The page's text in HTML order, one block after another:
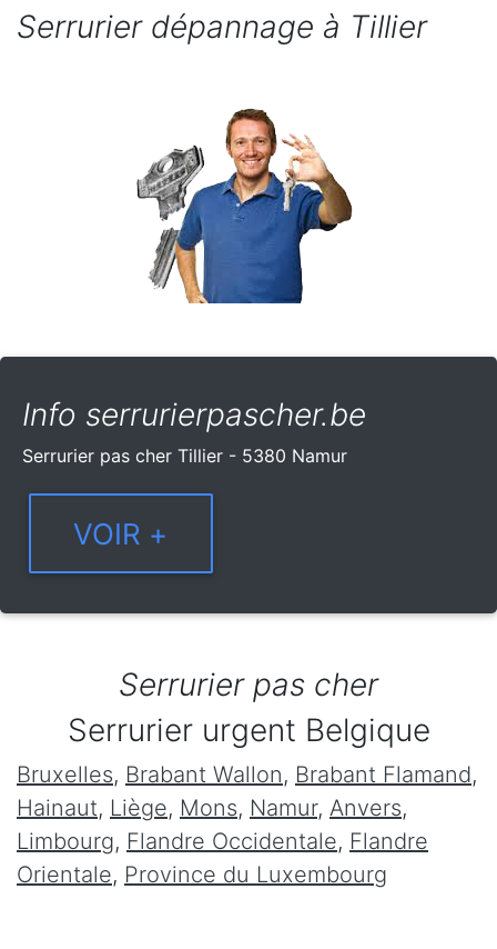
Serrurier dépannage à Tillier
Info serrurierpascher.be
Serrurier pas cher Tillier - 5380 Namur
Serrurier pas cher
Serrurier urgent Belgique
Bruxelles, Brabant Wallon, Brabant Flamand,
Hainaut, Liège, Mons, Namur, Anvers,
Limbourg, Flandre Occidentale, Flandre
Orientale, Province du Luxembourg